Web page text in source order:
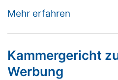
Mehr erfahren
Kammergericht
Werbung